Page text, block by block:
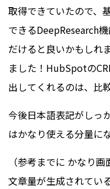
取得できていたので、
できるDeepResearch
だけると良いかもしれ
ました！HubSpotの
出してくれるのは、比
今後日本語表記がしっ
はかなり使える分量に
（参考までに かなり
文章量が生成されてい